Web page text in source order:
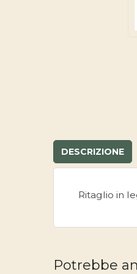
DESCRIZIONE
Ritaglio in
Potrebbe